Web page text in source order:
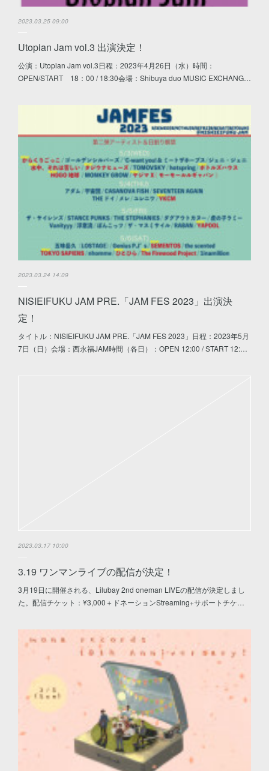
2023.03.25 09:00
Utopian Jam vol.3 出演決定！
公演：Utopian Jam vol.3日程：2023年4月26日（水）時間：
OPEN/START 18：00 / 18:30会場：Shibuya duo MUSIC EXCHANG…
2023.03.24 14:09
NISIEIFUKU JAM PRE.「JAM FES 2023」出演決
定！
タイトル：NISIEIFUKU JAM PRE.「JAM FES 2023」日程：2023年5月
7日（日）会場：西永福JAM時間（各日）：OPEN 12:00 / START 12:…
2023.03.17 10:00
3.19 ワンマンライブの配信が決定！
3月19日に開催される、Lilubay 2nd oneman LIVEの配信が決定しまし
た。配信チケット：¥3,000＋ドネーションStreaming+サポートチケ…